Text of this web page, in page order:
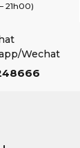
21h00)
Wechat